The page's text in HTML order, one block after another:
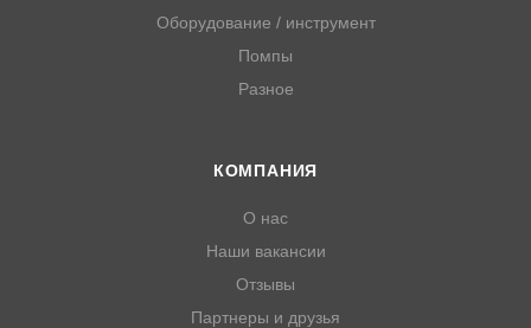
Оборудование / инструмент
Помпы
Разное
КОМПАНИЯ
О нас
Наши вакансии
Отзывы
Партнеры и друзья